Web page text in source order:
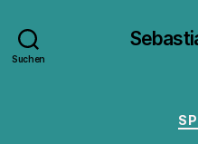
Suchen